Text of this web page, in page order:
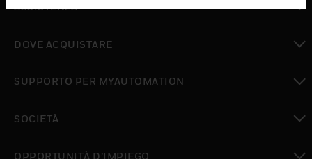
ASSISTENZA
DOVE ACQUISTARE
SUPPORTO PER MYAUTOMATION
SOCIETÀ
OPPORTUNITÀ D’IMPIEGO